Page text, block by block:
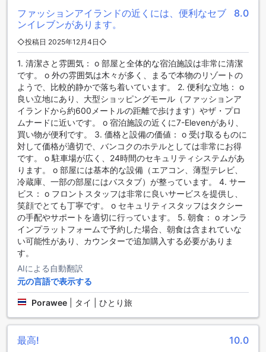
便利な設備を備えたシンシリ リゾート【SHA Plus+認定】
シンシリ リゾート【SHA Plus+認定】は、快適な滞在をサポ
ートするさまざまな便利な設備を提供しています。宿泊客は
部屋サービスを利用することができ、自分の部屋で美味しい
食事を楽しむことができます。また、喫煙エリアも指定され
ており、喫煙者の方でも快適に滞在することができます。
さらに、シンシリ リゾートでは全客室で無料のWi-Fiを提供し
ています。旅行中にインターネットに接続したり、ビジネス
での作業をしたりすることができます。また、エクスプレス
チェックイン/チェックアウトのサービスも利用でき、手続き
の時間を節約することができます。
荷物の預かりサービスもあり、観光やショッピングに出かけ
る際に便利です。さらに、宿泊施設内にはコンビニエンスス
トアもあり、必要なものを手に入れることができます。シン
シリ リゾートは、快適さと利便性を追求する旅行者に最適な
宿泊先です。
シンシリ リゾート【SHA Plus+認定】のお客様のレビューは
高評価！
バンコクのシンシリ リゾート【SHA Plus+認定】は、お客様
のレビューで高い評価を受けています。清潔さに関しては
7.5、ロケーションに関しては7.8と高い評価を獲得しており、
総合的には7.4の評価を得ています。また、コストパフォーマ
ンスに関しても7.6と高い評価を受けています。スタッフのパ
ています。快適性に関しては6.9という評価がついています
ファッションアイランドの近くには、便利なセブ
ンイレブンがあります。
8.0
◇投稿日 2025年12月4日◇
1. 清潔さと雰囲気： o 部屋と全体的な宿泊施設は非常に清潔
です。 o 外の雰囲気は木々が多く、まるで本物のリゾートの
ようで、比較的静かで落ち着いています。 2. 便利な立地： o
良い立地にあり、大型ショッピングモール（ファッションア
イランドから約600メートルの距離で歩けます）やザ・プロ
ムナードに近いです。 o 宿泊施設の近くに7-Elevenがあり、
買い物が便利です。 3. 価格と設備の価値： o 受け取るものに
対して価格が適切で、バンコクのホテルとしては非常にお得
です。 o 駐車場が広く、24時間のセキュリティシステムがあ
ります。 o 部屋には基本的な設備（エアコン、薄型テレビ、
冷蔵庫、一部の部屋にはバスタブ）が整っています。 4. サー
ビス： o フロントスタッフは非常に良いサービスを提供し、
笑顔でとても丁寧です。 o セキュリティスタッフはタクシー
の手配やサポートを適切に行っています。 5. 朝食： o オンラ
インプラットフォームで予約した場合、朝食は含まれていな
い可能性があり、カウンターで追加購入する必要がありま
す。
AIによる自動翻訳
元の言語で表示する
Porawee タイ | ひとり旅
最高! 10.0